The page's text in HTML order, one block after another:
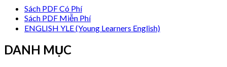
Sách PDF Có Phí
Sách PDF Miễn Phí
ENGLISH YLE (Young Learners English)
DANH MỤC